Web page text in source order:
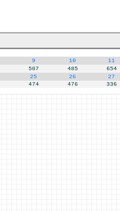
9 10 11
507 485 654
25 26 27
474 476 336